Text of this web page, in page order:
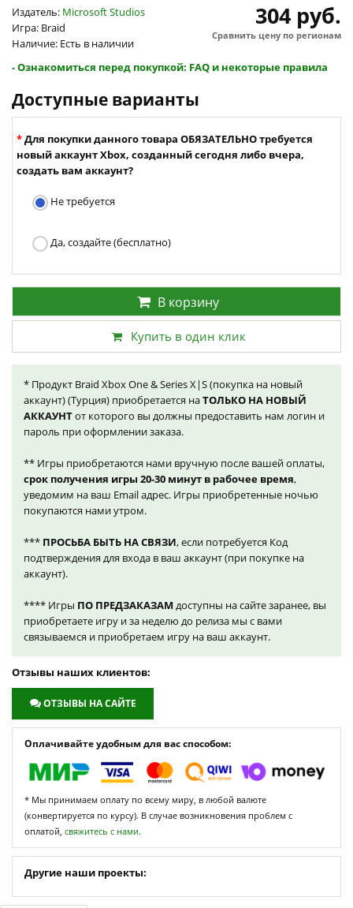
Издатель: Microsoft Studios
Игра: Braid
Наличие: Есть в наличии
304 руб.
Сравнить цену по регионам
- Ознакомиться перед покупкой: FAQ и некоторые правила
Доступные варианты
Для покупки данного товара ОБЯЗАТЕЛЬНО требуется
новый аккаунт Xbox, созданный сегодня либо вчера,
создать вам аккаунт?
Не требуется
Да, создайте (бесплатно)
В корзину
Купить в один клик
* Продукт Braid Xbox One & Series X|S (покупка на новый
аккаунт) (Турция) приобретается наТОЛЬКО НА НОВЫЙ
АККАУНТот которого вы должны предоставить нам логин и
пароль при оформлении заказа.
** Игры приобретаются нами вручную после вашей оплаты,
срок получения игры 20-30 минут в рабочее время,
уведомим на ваш Email адрес. Игры приобретенные ночью
покупаются нами утром.
*** ПРОСЬБА БЫТЬ НА СВЯЗИ, если потребуется Код
подтверждения для входа в ваш аккаунт (при покупке на
аккаунт).
**** Игры ПО ПРЕДЗАКАЗАМ доступны на сайте заранее, вы
приобретаете игру и за неделю до релиза мы с вами
связываемся и приобретаем игру на ваш аккаунт.
Отзывы наших клиентов:
ОТЗЫВЫ НА САЙТЕ
Оплачивайте удобным для вас способом:
* Мы принимаем оплату по всему миру, в любой валюте
(конвертируется по курсу). В случае возникновения проблем с
оплатой, свяжитесь с нами.
Другие наши проекты: